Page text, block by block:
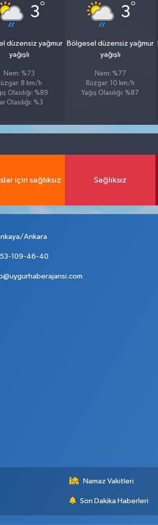
3°
düzensiz yağmur
yağışlı
Nem: %73
8 km/h
Olasılığı: %89
Olasılığı: %3
3°
Bölgesel düzensiz yağmur
yağışlı
Nem: %77
Rüzgar: 10 km/h
Yağış Olasılığı: %87
için sağlıksız Sağlıksız
Ankara
109-46-40
Namaz Vakitleri
Son Dakika Haberleri